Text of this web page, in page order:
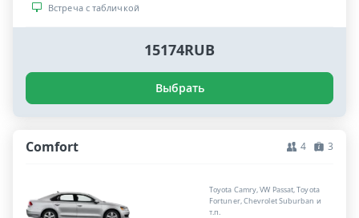
Встреча с табличкой
15174RUB
Выбрать
Comfort 4 3
Toyota Camry, VW Passat, Toyota
Fortuner, Chevrolet Suburban и
т.п.